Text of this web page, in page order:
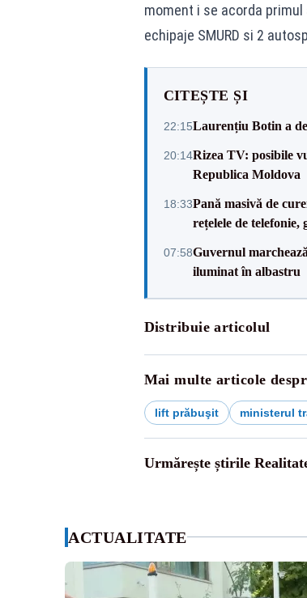
moment i se acorda
echipaje SMURD si 2
CITEȘTE ȘI
22:15Laurențiu Botin a
20:14Rizea TV: posibile
Republica Moldova
18:33Pană masivă de
rețelele de telefonie,
07:58Guvernul
iluminat în albastru
Distribuie articolul
Mai multe articole
lift prăbuşit ministerul
Urmărește știrile
ACTUALITATE